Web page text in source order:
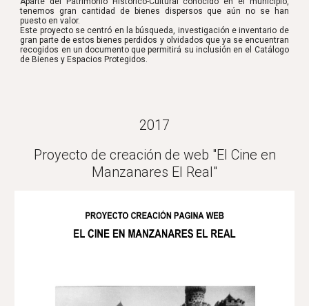
tenemos gran cantidad de bienes dispersos que aún no se han
puesto en valor.
Este proyecto se centró en la búsqueda, investigación e inventario de
gran parte de estos bienes perdidos y olvidados que ya se encuentran
recogidos en un documento que permitirá su inclusión en el Catálogo
de Bienes y Espacios Protegidos.
2017
Proyecto de creación de web "El Cine en
Manzanares El Real"